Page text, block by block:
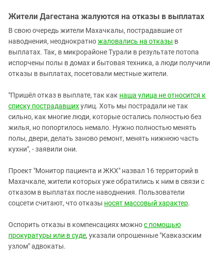
Жители Дагестана жалуются на отказы в выплатах
В свою очередь жители Махачкалы, пострадавшие от
наводнения, неоднократножаловались на отказы в
выплатах. Так, в микрорайоне Турали в результате потопа
испорчены полы в домах и бытовая техника, а люди получили
отказы в выплатах, посетовали местные жители.
"Пришёл отказ в выплате, так как наша улица не относится к
списку пострадавшихулиц. Хоть мы пострадали не так
сильно, как многие люди, которые остались полностью без
жилья, но попортилось немало. Нужно полностью менять
полы, двери, делать заново ремонт, менять нижнюю часть
кухни", - заявили они.
Проект "Монитор пациента и ЖКХ" назвал 16 территорий в
Махачкале, жители которых уже обратились к ним в связи с
отказом в выплатах после наводнения. Пользователи
соцсети считают, что отказы носят массовый характер.
Оспорить отказы в компенсациях можнос помощью
прокуратуры или в суде, указали опрошенные "Кавказским
узлом" адвокаты.